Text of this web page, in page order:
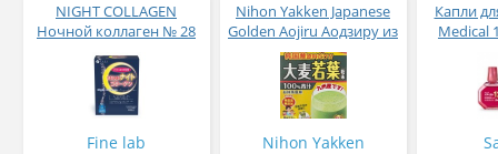
NIGHT COLLAGEN
Ночной коллаген № 28
Fine lab
Nihon Yakken Japanese
Golden Aojiru Аодзиру из
листьев молодого
ячменя
Nihon Yakken
Капли
Medical